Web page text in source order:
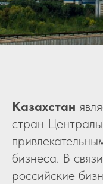
Казахстан
стран
бизнеса. В
российские